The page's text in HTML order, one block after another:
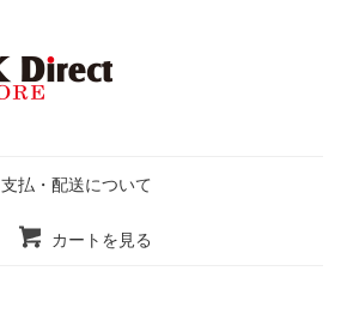
支払・配送について
カートを見る